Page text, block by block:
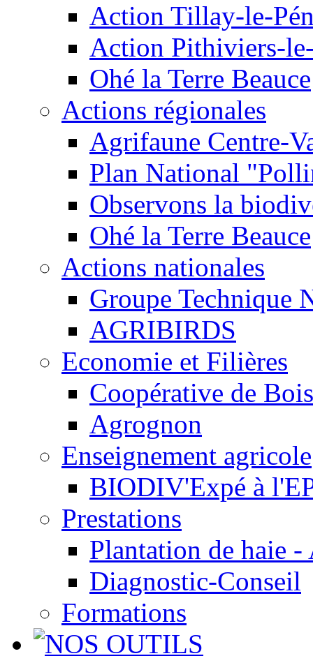
Action Tillay-le-
Action Pithiviers-
Ohé la Terre Beauce
Actions régionales
Agrifaune Centre-
Plan National
Observons la
Ohé la Terre Beauce
Actions nationales
Groupe Technique
AGRIBIRDS
Economie et Filières
Coopérative de
Agrognon
Enseignement agricole
BIODIV'Expé à
Prestations
Plantation de haie
Diagnostic-Conseil
Formations